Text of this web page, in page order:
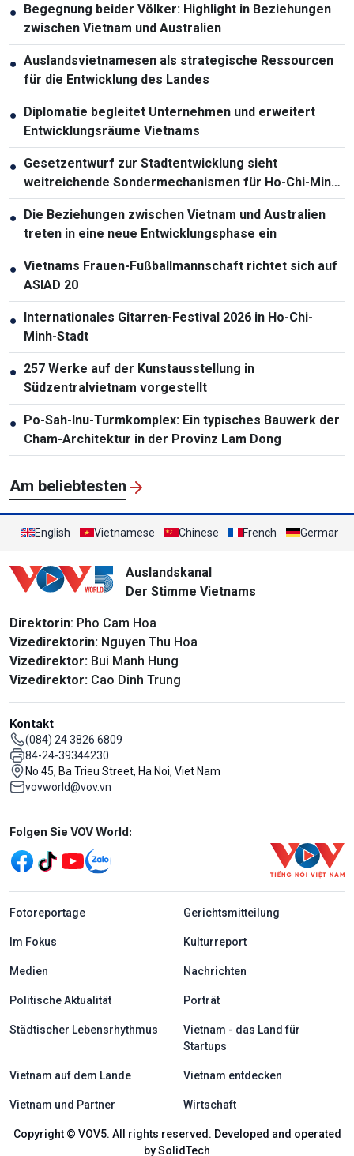
● Begegnung beider Völker: Highlight in Beziehungen
zwischen Vietnam und Australien
● Auslandsvietnamesen als strategische Ressourcen
für die Entwicklung des Landes
● Diplomatie begleitet Unternehmen und erweitert
Entwicklungsräume Vietnams
● Gesetzentwurf zur Stadtentwicklung sieht
weitreichende Sondermechanismen für Ho-Chi-Minh-
Stadt vor
● Die Beziehungen zwischen Vietnam und Australien
treten in eine neue Entwicklungsphase ein
● Vietnams Frauen-Fußballmannschaft richtet sich auf
ASIAD 20
● Internationales Gitarren-Festival 2026 in Ho-Chi-
Minh-Stadt
● 257 Werke auf der Kunstausstellung in
Südzentralvietnam vorgestellt
● Po-Sah-Inu-Turmkomplex: Ein typisches Bauwerk der
Cham-Architektur in der Provinz Lam Dong
Am beliebtesten
English Vietnamese Chinese French German
Auslandskanal
Der Stimme Vietnams
Direktorin: Pho Cam Hoa
Vizedirektorin: Nguyen Thu Hoa
Vizedirektor: Bui Manh Hung
Vizedirektor: Cao Dinh Trung
Kontakt
(084) 24 3826 6809
84-24-39344230
No 45, Ba Trieu Street, Ha Noi, Viet Nam
vovworld@vov.vn
Mạng xã hội
Folgen Sie VOV World:
menu footer tiếng Đức
Fotoreportage Gerichtsmitteilung
Im Fokus Kulturreport
Medien Nachrichten
Politische Aktualität Porträt
Städtischer Lebensrhythmus
Vietnam - das Land für
Startups
Vietnam auf dem Lande Vietnam entdecken
Vietnam und Partner Wirtschaft
Copyright © VOV5. All rights reserved. Developed and operated
by SolidTech